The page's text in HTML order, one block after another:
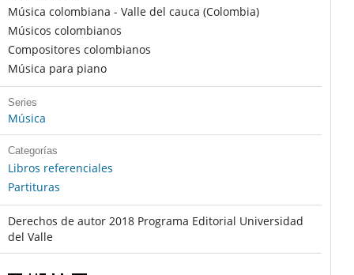
Música colombiana - Valle del cauca (Colombia)
Músicos colombianos
Compositores colombianos
Música para piano
Series
Música
Categorías
Libros referenciales
Partituras
Derechos de autor 2018 Programa Editorial Universidad
del Valle